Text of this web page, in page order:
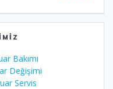
Bakımı
Değişimi
Servis